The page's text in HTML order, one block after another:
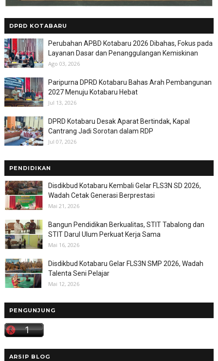
DPRD KOTABARU
Perubahan APBD Kotabaru 2026 Dibahas, Fokus pada
Layanan Dasar dan Penanggulangan Kemiskinan
Ago 03, 2026
Paripurna DPRD Kotabaru Bahas Arah Pembangunan
2027 Menuju Kotabaru Hebat
Jul 13, 2026
DPRD Kotabaru Desak Aparat Bertindak, Kapal
Cantrang Jadi Sorotan dalam RDP
Jul 07, 2026
PENDIDIKAN
Disdikbud Kotabaru Kembali Gelar FLS3N SD 2026,
Wadah Cetak Generasi Berprestasi
Mai 21, 2026
Bangun Pendidikan Berkualitas, STIT Tabalong dan
STIT Darul Ulum Perkuat Kerja Sama
Mai 16, 2026
Disdikbud Kotabaru Gelar FLS3N SMP 2026, Wadah
Talenta Seni Pelajar
Mai 12, 2026
PENGUNJUNG
ARSIP BLOG